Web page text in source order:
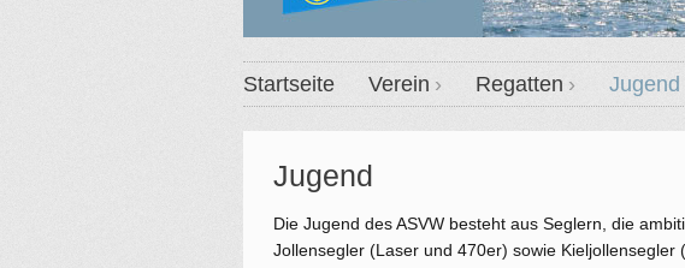
Startseite Verein Regatten Jugend
Jugend
Die Jugend des ASVW besteht aus Seglern, die
Jollensegler (Laser und 470er) sowie